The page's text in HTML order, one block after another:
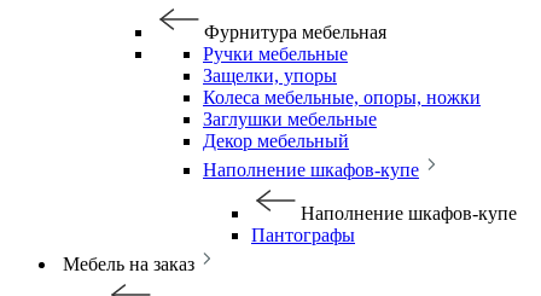
Фурнитура мебельная
Ручки мебельные
Защелки, упоры
Колеса мебельные, опоры, ножки
Заглушки мебельные
Декор мебельный
Наполнение шкафов-купе
Наполнение шкафов-купе
Пантографы
Мебель на заказ